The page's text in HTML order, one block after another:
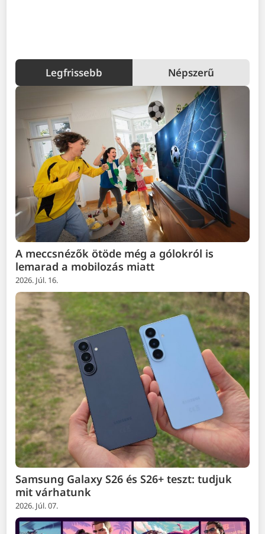
Legfrissebb Népszerű
A meccsnézők ötöde még a gólokról is
lemarad a mobilozás miatt
2026. Júl. 16.
Samsung Galaxy S26 és S26+ teszt: tudjuk
mit várhatunk
2026. Júl. 07.